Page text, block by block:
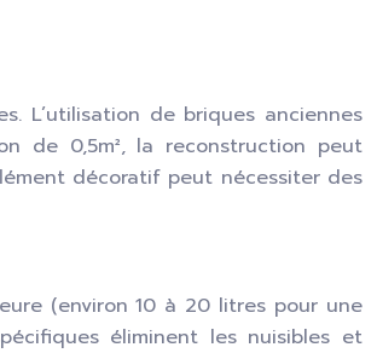
L’utilisation de briques anciennes
de 0,5m², la reconstruction peut
décoratif peut nécessiter des
(environ 10 à 20 litres pour une
éliminent les nuisibles et